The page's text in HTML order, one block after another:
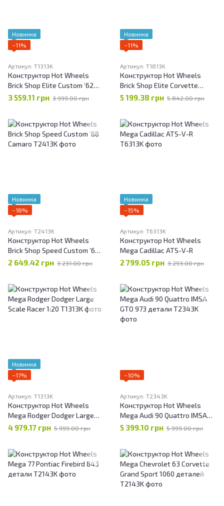
Новинка
−11%
Артикул: T1313K
Конструктор Hot Wheels
Brick Shop Elite Custom ’62
Chevy Pickup
3 559.11 грн 3 999.00 грн
Новинка
−11%
Артикул: T1813K
Конструктор Hot Wheels
Brick Shop Elite Corvette
Grand Sport
5 199.38 грн 5 842.00 грн
Новинка
−18%
Артикул: T2413K
Конструктор Hot Wheels
Brick Shop Speed Custom ’68
Camaro
2 649.42 грн 3 231.00 грн
Новинка
−15%
Артикул: T6313K
Конструктор Hot Wheels
Mega Cadillac ATS-V-R
2 799.05 грн 3 293.00 грн
Новинка
−17%
Артикул: T1313K
Конструктор Hot Wheels
Mega Rodger Dodger Large
Scale Racer 1:20
4 979.17 грн 5 999.00 грн
−10%
Артикул: T2343K
Конструктор Hot Wheels
Mega Audi 90 Quattro IMSA
GTO 973 детали
5 399.10 грн 5 999.00 грн